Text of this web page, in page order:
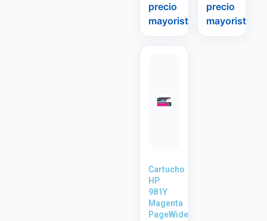
precio
mayorista
precio
mayorista
Cartucho
HP
981Y
Magenta
PageWide